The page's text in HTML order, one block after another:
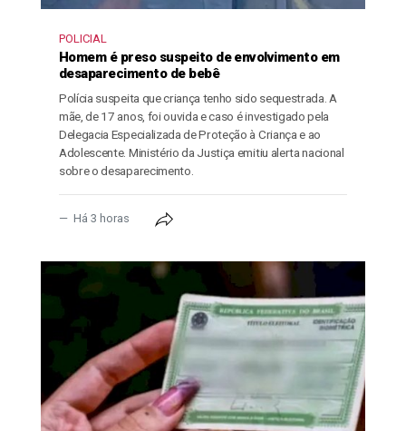
POLICIAL
Homem é preso suspeito de envolvimento em
desaparecimento de bebê
Polícia suspeita que criança tenho sido sequestrada. A
mãe, de 17 anos, foi ouvida e caso é investigado pela
Delegacia Especializada de Proteção à Criança e ao
Adolescente. Ministério da Justiça emitiu alerta nacional
sobre o desaparecimento.
Há 3 horas